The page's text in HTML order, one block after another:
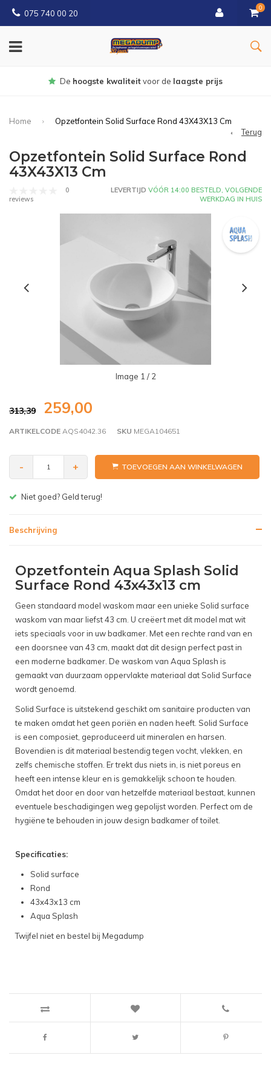
075 740 00 20
0
Gratisbezorgd vanaf € 150
Home
Opzetfontein Solid Surface Rond 43X43X13 Cm
Terug
Opzetfontein Solid Surface Rond
43X43X13 Cm
0
reviews
LEVERTIJD VÓÓR 14:00 BESTELD, VOLGENDE
WERKDAG IN HUIS
Image 1 / 2
313,39 259,00
ARTIKELCODE AQS4042.36 SKU MEGA104651
- + TOEVOEGEN AAN WINKELWAGEN
Gratis bezorgen v.a. € 150,- (NL)
Beschrijving
Opzetfontein Aqua Splash Solid
Surface Rond 43x43x13 cm
Geen standaard model waskom maar een unieke Solid surface
waskom van maar liefst 43 cm. U creëert met dit model mat wit
iets speciaals voor in uw badkamer. Met een rechte rand van en
een doorsnee van 43 cm, maakt dat dit design perfect past in
een moderne badkamer. De waskom van Aqua Splash is
gemaakt van duurzaam oppervlakte materiaal dat Solid Surface
wordt genoemd.
Solid Surface is uitstekend geschikt om sanitaire producten van
te maken omdat het geen poriën en naden heeft. Solid Surface
is een composiet, geproduceerd uit mineralen en harsen.
Bovendien is dit materiaal bestendig tegen vocht, vlekken, en
zelfs chemische stoffen. Er trekt dus niets in, is niet poreus en
heeft een intense kleur en is gemakkelijk schoon te houden.
Omdat het door en door van hetzelfde materiaal bestaat, kunnen
eventuele beschadigingen weg gepolijst worden. Perfect om de
hygiëne te behouden in jouw design badkamer of toilet.
Specificaties:
Solid surface
Rond
43x43x13 cm
Aqua Splash
Twijfel niet en bestel bij Megadump